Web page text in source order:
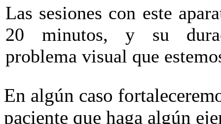
Las sesiones con este
20 minutos, y su
problema visual que
En algún caso
paciente que haga algún